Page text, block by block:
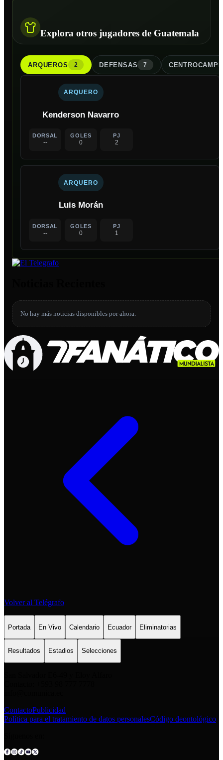
Explora otros jugadores de Guatemala
ARQUEROS 2 DEFENSAS 7
ARQUERO
Kenderson Navarro
DORSAL
--
GOLES
0
PJ
2
ARQUERO
Luis Morán
DORSAL
--
GOLES
0
PJ
1
No hay más noticias disponibles por ahora.
Volver al Telégrafo
Portada En Vivo Calendario Ecuador Eliminatorias
Resultados Estadios Selecciones
ContactoPublicidad
Política para el tratamiento de datos personalesCódigo deontológico